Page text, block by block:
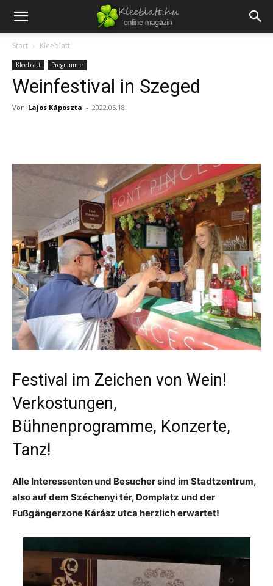
Start Kleeblatt
Kleeblatt Programme
Weinfestival in Szeged
Von Lajos Káposzta - 2022.05.18.
Festival im Zeichen von Wein!
Verkostungen,
Bühnenprogramme, Konzerte,
Tanz!
Alle Interessenten und Besucher sind im Stadtzentrum,
also auf dem Széchenyi tér, Domplatz und der
Fußgängerzone Kárász utca herzlich erwartet!